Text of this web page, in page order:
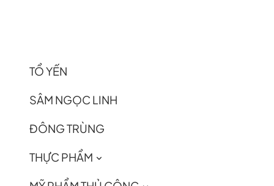
TỔ YẾN
SÂM NGỌC LINH
ĐÔNG TRÙNG
THỰC PHẨM